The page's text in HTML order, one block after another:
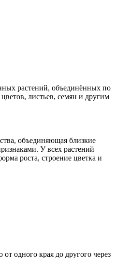
растений, объединённых по
листьев, семян и другим
объединяющая близкие
У всех растений
роста, строение цветка и
одного края до другого через